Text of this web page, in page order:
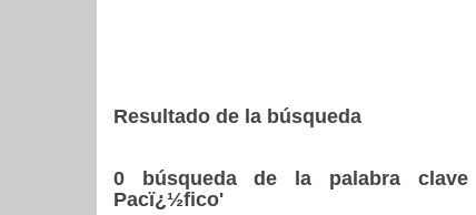
Resultado de la búsqueda
0 búsqueda de la palabra clave
Pacï¿½fico'